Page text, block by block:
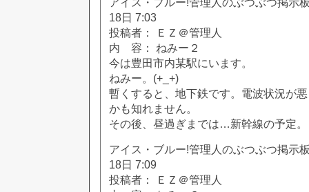
18日 7:03
投稿者： ＥＺ＠管理人
内 容： ねみー２
今は豊田市内某駅にいます。
ねみー。(+_+)
暫くすると、地下鉄です。電波状況が
かも知れません。
その後、昼過ぎまでは…新幹線の予定。
アイス・ブルー!管理人のぶつぶつ掲示
18日 7:09
投稿者： ＥＺ＠管理人